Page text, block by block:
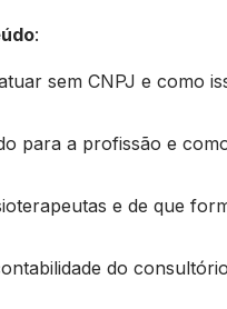
:
sem CNPJ e como
para a profissão e
e de que
do